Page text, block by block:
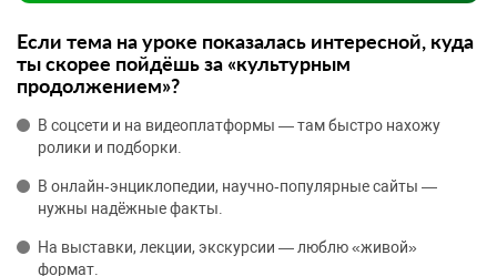
Если тема на уроке показалась интересной, куда
ты скорее пойдёшь за «культурным
продолжением»?
В соцсети и на видеоплатформы — там быстро нахожу
ролики и подборки.
В онлайн‑энциклопедии, научно‑популярные сайты —
нужны надёжные факты.
На выставки, лекции, экскурсии — люблю «живой»
формат.